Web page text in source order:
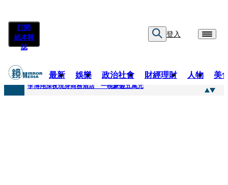
訂閱
紙本雜
誌
登入
最新 娛樂 政治社會 財經理財 人物 美
快訊
李博翔深夜現身商務酒店 一晚豪砸五萬元